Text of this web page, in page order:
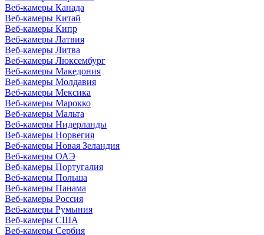
Веб-камеры Канада
Веб-камеры Китай
Веб-камеры Кипр
Веб-камеры Латвия
Веб-камеры Литва
Веб-камеры Люксембург
Веб-камеры Македония
Веб-камеры Молдавия
Веб-камеры Мексика
Веб-камеры Марокко
Веб-камеры Мальта
Веб-камеры Нидерланды
Веб-камеры Норвегия
Веб-камеры Новая Зеландия
Веб-камеры ОАЭ
Веб-камеры Португалия
Веб-камеры Польша
Веб-камеры Панама
Веб-камеры Россия
Веб-камеры Румыния
Веб-камеры США
Веб-камеры Сербия